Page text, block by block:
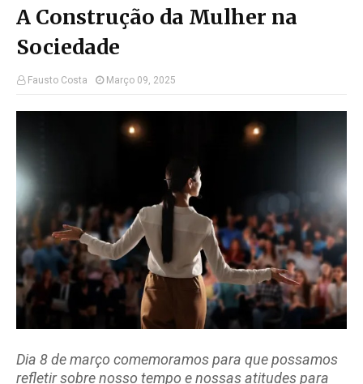
A Construção da Mulher na
Sociedade
Fausto Costa Março 09, 2025
Dia 8 de março comemoramos para que possamos
refletir sobre nosso tempo e nossas atitudes para